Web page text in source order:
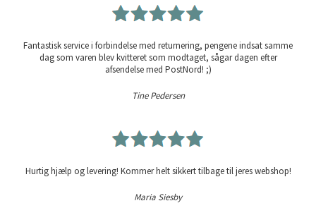
Fantastisk service i forbindelse med returnering, pengene indsat samme
dag som varen blev kvitteret som modtaget, sågar dagen efter
afsendelse med PostNord! ;)
Tine Pedersen
Hurtig hjælp og levering! Kommer helt sikkert tilbage til jeres webshop!
Maria Siesby